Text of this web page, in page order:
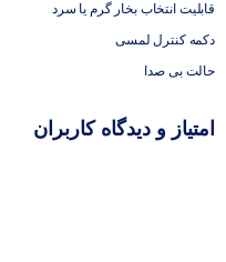
قابلیت انتخاب بخار گرم یا سرد
دکمه کنترل لمسی
حالت بی صدا
امتیاز و دیدگاه کاربران